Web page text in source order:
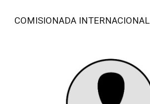
COMISIONADA INTERNACIONAL